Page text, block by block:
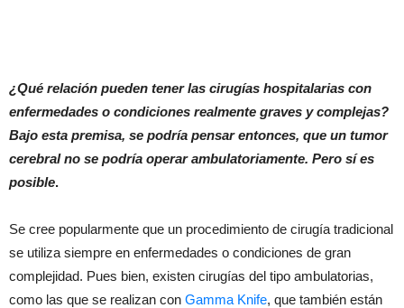
¿Qué relación pueden tener las cirugías hospitalarias con
enfermedades o condiciones realmente graves y complejas?
Bajo esta premisa, se podría pensar entonces, que un tumor
cerebral no se podría operar ambulatoriamente. Pero sí es
posible.
Se cree popularmente que un procedimiento de cirugía tradicional
se utiliza siempre en enfermedades o condiciones de gran
complejidad. Pues bien, existen cirugías del tipo ambulatorias,
como las que se realizan con Gamma Knife, que también están